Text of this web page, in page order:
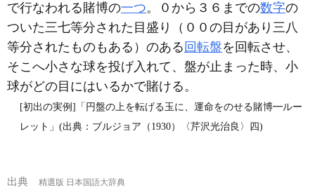
で行なわれる賭博の一つ。０から３６までの数字の
ついた三七等分された目盛り（００の目があり三八
等分されたものもある）のある 回転盤を回転させ、
そこへ小さな球を投げ入れて、盤が止まった時、小
球がどの目にはいるかで賭ける。
[初出の実例]「円盤の上を転げる玉に、運命をのせる賭博━ルー
レット」(出典：ブルジョア（1930）〈芹沢光治良〉四)
出典
精選版 日本国語大辞典